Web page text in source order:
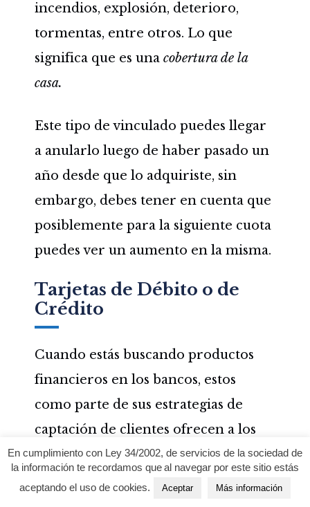
incendios, explosión, deterioro,
tormentas, entre otros. Lo que
significa que es una cobertura de la
casa.
Este tipo de vinculado puedes llegar
a anularlo luego de haber pasado un
año desde que lo adquiriste, sin
embargo, debes tener en cuenta que
posiblemente para la siguiente cuota
puedes ver un aumento en la misma.
Tarjetas de Débito o de
Crédito
Cuando estás buscando productos
financieros en los bancos, estos
como parte de sus estrategias de
captación de clientes ofrecen a los
interesados tarjetas ya sean de débito
En cumplimiento con Ley 34/2002, de servicios de la sociedad de
la información te recordamos que al navegar por este sitio estás
aceptando el uso de cookies.
Aceptar Más información